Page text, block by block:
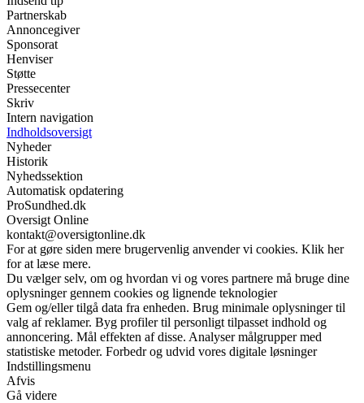
Partnerskab
Annoncegiver
Sponsorat
Henviser
Støtte
Pressecenter
Skriv
Intern navigation
Indholdsoversigt
Nyheder
Historik
Nyhedssektion
Automatisk opdatering
ProSundhed.dk
Oversigt Online
kontakt@oversigtonline.dk
For at gøre siden mere brugervenlig anvender vi cookies. Klik her
for at læse mere.
Du vælger selv, om og hvordan vi og vores partnere må bruge dine
oplysninger gennem cookies og lignende teknologier
Gem og/eller tilgå data fra enheden. Brug minimale oplysninger til
valg af reklamer. Byg profiler til personligt tilpasset indhold og
annoncering. Mål effekten af disse. Analyser målgrupper med
statistiske metoder. Forbedr og udvid vores digitale løsninger
Indstillingsmenu
Afvis
Gå videre